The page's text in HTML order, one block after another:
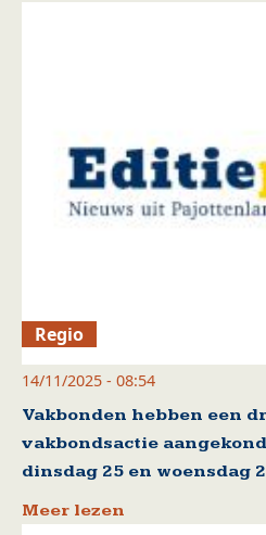
Regio
14/11/2025 - 08:54
Vakbonden hebben een
vakbondsactie
dinsdag 25 en woensdag
Meer lezen